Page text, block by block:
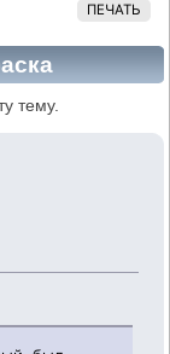
ПЕЧАТЬ
тему.